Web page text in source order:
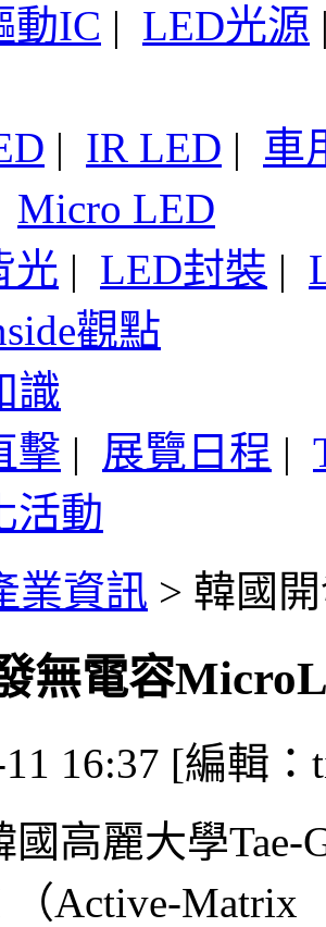
動IC | LED光源
| IR LED | 車
Micro LED
光 | LED封裝 |
觀點
識
擊 | 展覽日程 |
活動
業資訊 > 韓國
無電容
16:37 [編輯：
國高麗大學
Active-Matrix